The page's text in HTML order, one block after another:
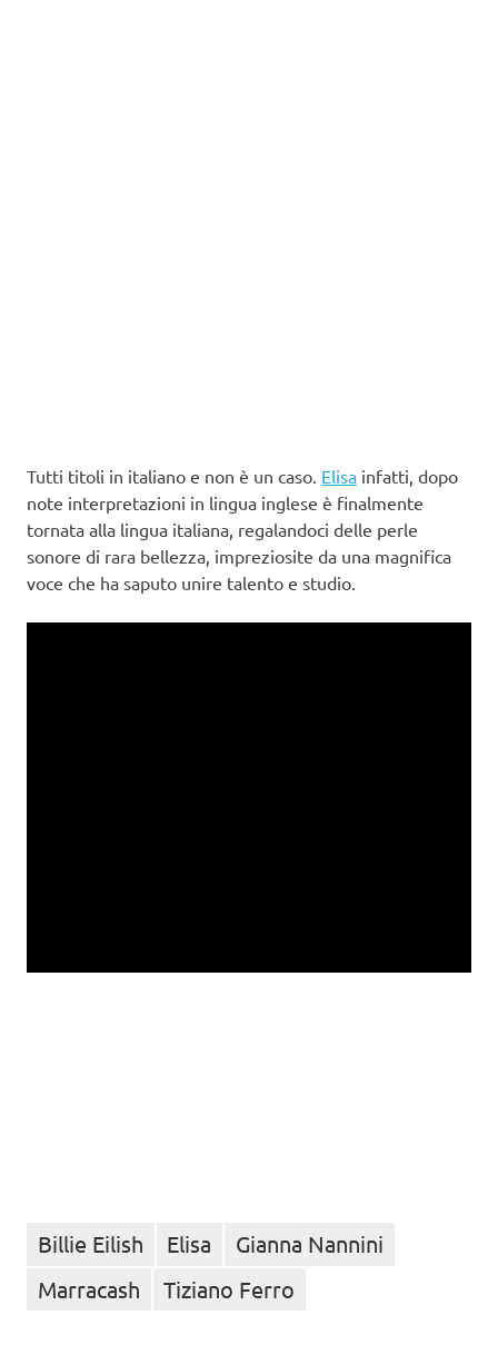
Tutti titoli in italiano e non è un caso. Elisa infatti, dopo
note interpretazioni in lingua inglese è finalmente
tornata alla lingua italiana, regalandoci delle perle
sonore di rara bellezza, impreziosite da una magnifica
voce che ha saputo unire talento e studio.
Billie Eilish Elisa
Gianna Nannini
Marracash
Tiziano Ferro